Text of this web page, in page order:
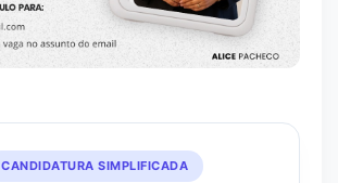
CANDIDATURA SIMPLIFICADA